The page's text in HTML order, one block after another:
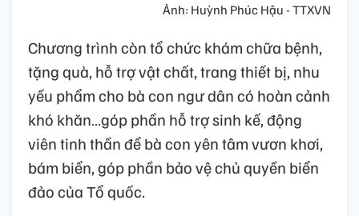
Ảnh: Huỳnh Phúc Hậu - TTXVN
Chương trình còn tổ chức khám chữa bệnh,
tặng quà, hỗ trợ vật chất, trang thiết bị, nhu
yếu phẩm cho bà con ngư dân có hoàn cảnh
khó khăn…góp phần hỗ trợ sinh kế, động
viên tinh thần để bà con yên tâm vươn khơi,
bám biển, góp phần bảo vệ chủ quyền biển
đảo của Tổ quốc.